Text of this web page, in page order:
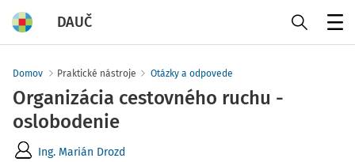
DAUČ
Domov Praktické nástroje Otázky a odpovede
Organizácia cestovného ruchu -
oslobodenie
Ing. Marián Drozd